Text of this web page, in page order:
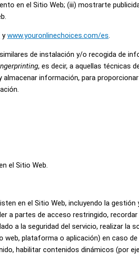
en el Sitio Web; (iii) mostrarte
ywww.youronlinechoices.com/es.
de instalación y/o recogida de
, es decir, a aquellas técnicas
información, para
el Sitio Web.
en el Sitio Web, incluyendo la
a partes de acceso restringido,
a la seguridad del servicio, realizar
plataforma o aplicación) en caso
habilitar contenidos dinámicos (por